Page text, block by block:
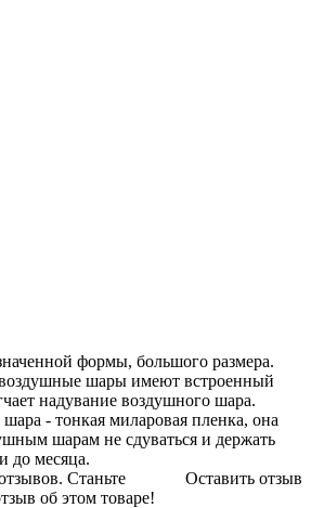
формы, большого размера.
шары имеют встроенный
надувание воздушного шара.
- тонкая миларовая пленка, она
шарам не сдуваться и держать
до месяца.
Оставить отзыв
Станьте
об этом товаре!